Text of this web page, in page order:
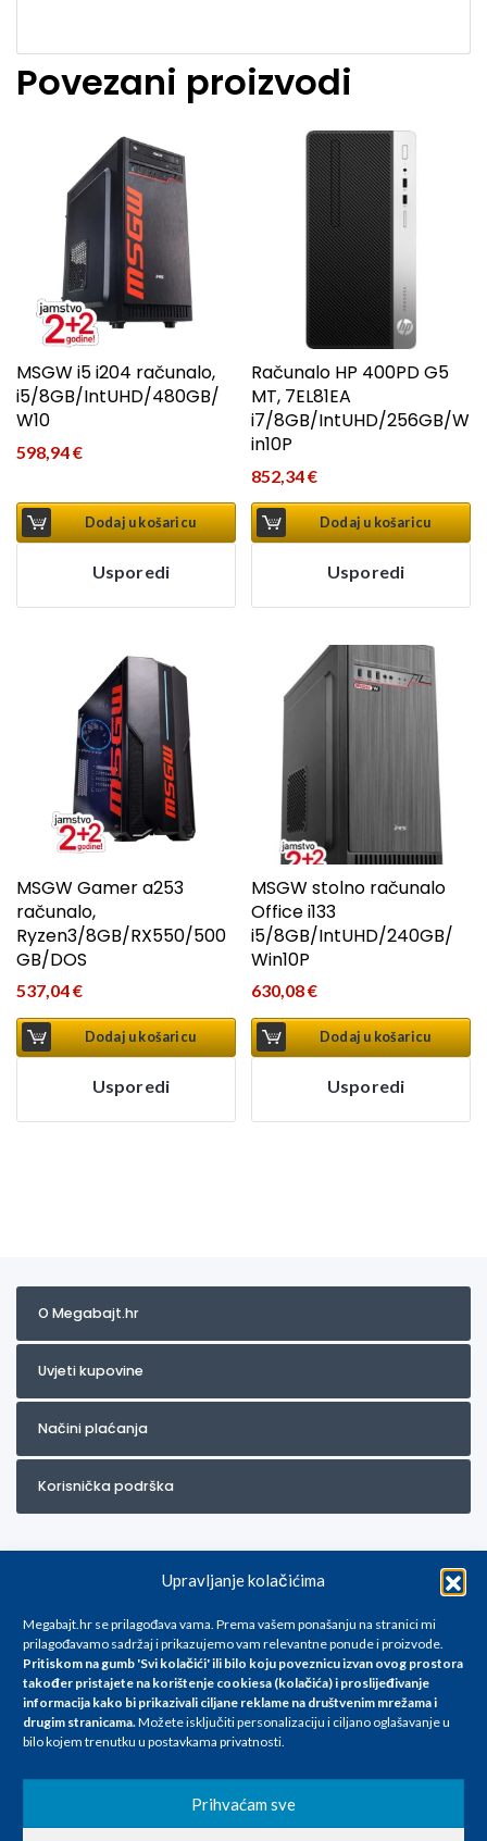
Upravljanje kolačićima
Megabajt.hr se prilagođava vama. Prema vašem ponašanju na stranici mi
prilagođavamo sadržaj i prikazujemo vam relevantne ponude i proizvode.
Pritiskom na gumb 'Svi kolačići' ili bilo koju poveznicu izvan ovog prostora
također pristajete na korištenje cookiesa (kolačića) i proslijeđivanje
informacija kako bi prikazivali ciljane reklame na društvenim mrežama i
drugim stranicama.Možete isključiti personalizaciju i ciljano oglašavanje u
bilo kojem trenutku u postavkama privatnosti.
Prihvaćam sve
Povezani proizvodi
MSGW i5 i204 računalo,
i5/8GB/IntUHD/480GB/
W10
598,94€
Dodaj u košaricu
Usporedi
Računalo HP 400PD G5
MT, 7EL81EA
i7/8GB/IntUHD/256GB/W
in10P
852,34€
Dodaj u košaricu
Usporedi
MSGW Gamer a253
računalo,
Ryzen3/8GB/RX550/500
GB/DOS
537,04€
Dodaj u košaricu
Usporedi
MSGW stolno računalo
Office i133
i5/8GB/IntUHD/240GB/
Win10P
630,08€
Dodaj u košaricu
Usporedi
O Megabajt.hr
Uvjeti kupovine
Načini plaćanja
Korisnička podrška
Za artikle kojih trenutno nema u ponudi obratite nam se na
info@megabajt.hr. Sve cijene su informativnog karaktera i podložne su
promjenama, a
iskazane su za avansno plaćanje(gotovina) u Eurima i uključuju PDV. Sve
se razlikovati od cijena u našim poslovnicama. Trudimo se dati što bolji
i točniji opis i sliku. Unatoč tome, ne možemo garantirati da su svi